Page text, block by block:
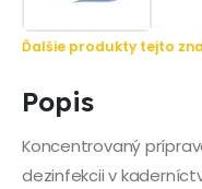
Ďalšie produkty tejto
Popis
Koncentrovaný
dezinfekcii v